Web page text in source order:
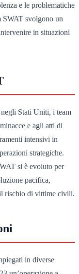
e le problematiche
SWAT svolgono un
in situazioni
Stati Uniti, i team
e agli atti di
intensivi in
strategiche.
si è evoluto per
pacifica,
rischio di vittime civili.
in diverse